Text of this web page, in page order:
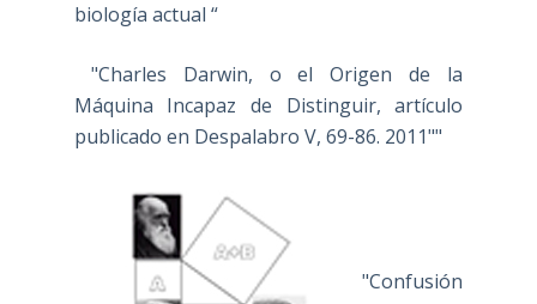
biología actual “
"Charles Darwin, o el Origen de la
Máquina Incapaz de Distinguir, artículo
publicado en Despalabro V, 69-86. 2011""
"Confusión